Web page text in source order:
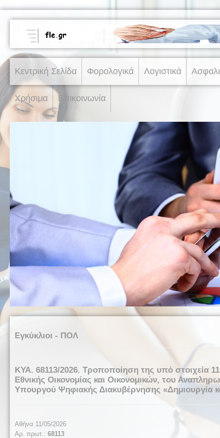
Κεντρική Σελίδα Φορολογικά Λογιστικά
Χρήσιμα Επικοινωνία
Εγκύκλιοι - ΠΟΛ
ΚΥΑ. 68113/2026. Τροποποίηση της υπό στοιχεία
Εθνικής Οικονομίας και Οικονομικών, του
Υπουργού Ψηφιακής Διακυβέρνησης «Δημιουργία
Αθήνα 11/05/2026
Αρ. πρωτ.: 68113